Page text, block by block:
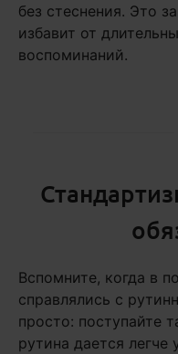
без стеснения. Это
избавит от
воспоминаний.
Вспомните, когда в
справлялись с
просто: поступайте
рутина дается